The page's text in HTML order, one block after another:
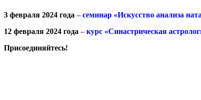
3 февраля 2024 года – семинар «Искусство анализа
12 февраля 2024 года – курс «Синастрическая
Присоединяйтесь!